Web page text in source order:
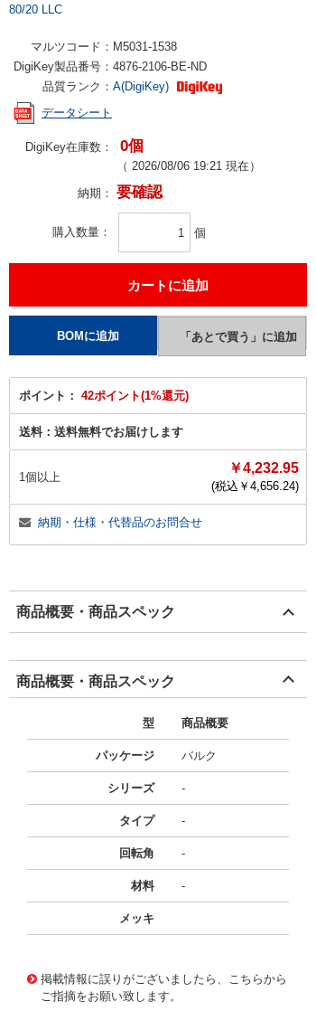
80/20 LLC
マルツコード： M5031-1538
DigiKey製品番号： 4876-2106-BE-ND
品質ランク： A(DigiKey)
データシート
DigiKey在庫数： 0個
（ 2026/08/06 19:21 現在）
納期： 要確認
購入数量 個
ポイント： 42ポイント(1%還元)
送料： 送料無料でお届けします
1個以上
￥4,232.95
(税込￥ 4,656.24)
納期・仕様・代替品のお問合せ
商品概要・商品スペック
商品概要・商品スペック
型 商品概要
パッケージ バルク
シリーズ -
タイプ -
回転角 -
材料 -
メッキ
掲載情報に誤りがございましたら、こちらから
ご指摘をお願い致します。